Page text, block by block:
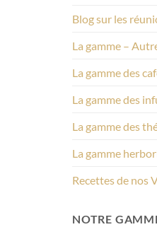
Blog sur les
La gamme –
La gamme des
La gamme des
La gamme des
La gamme
Recettes de nos
NOTRE